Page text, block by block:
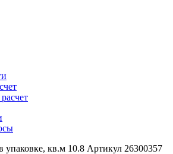
упаковке, кв.м 10.8 Артикул 26300357